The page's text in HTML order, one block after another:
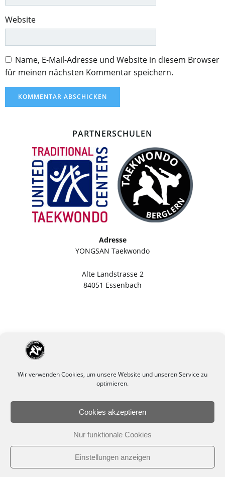
Wir verwenden Cookies, um unsere Website und unseren Service zu
optimieren.
Cookies akzeptieren
Nur funktionale Cookies
Einstellungen anzeigen
Website
Name, E-Mail-Adresse und Website in diesem Browser
für meinen nächsten Kommentar speichern.
PARTNERSCHULEN
Adresse
YONGSAN Taekwondo
Alte Landstrasse 2
84051 Essenbach
Impressum
Datenschutzerklärung